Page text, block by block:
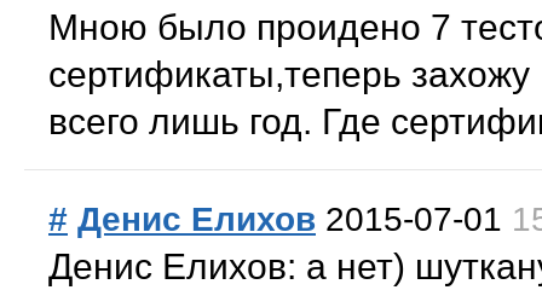
Мною было проидено 7
сертификаты,теперь
всего лишь год. Где
# Денис Елихов 2015-07-01
Денис Елихов: а нет)